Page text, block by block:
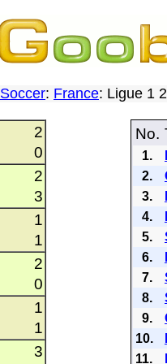
Soccer: France: Ligue 1
2
0
2
3
1
1
2
0
1
1
3
No.
1.
2.
3.
4.
5.
6.
7.
8.
9.
10.
11.